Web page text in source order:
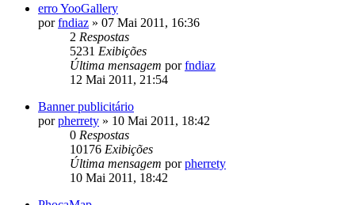
erro YooGallery
porfndiaz » 07 Mai 2011, 16:36
2 Respostas
5231 Exibições
Última mensagem porfndiaz
12 Mai 2011, 21:54
Banner publicitário
porpherrety » 10 Mai 2011, 18:42
0 Respostas
10176 Exibições
Última mensagem porpherrety
10 Mai 2011, 18:42